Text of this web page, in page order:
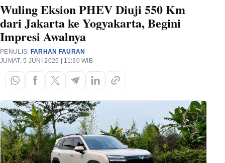
Wuling Eksion PHEV Diuji 550 Km
dari Jakarta ke Yogyakarta, Begini
Impresi Awalnya
PENULIS: FARHAN FAURAN
JUMAT, 5 JUNI 2026 | 11:30 WIB